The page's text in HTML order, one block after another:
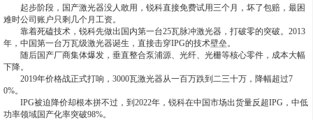
起步阶段，国产激光器没人敢用，锐科直接免费试用三个月，坏了包赔，最困
难时公司账户只剩几个月工资。
靠着死磕技术，锐科先做出国内第一台25瓦脉冲激光器，打破零的突破。2013
年，中国第一台万瓦级激光器诞生，直接击穿IPG的技术壁垒。
随后国产厂商集体爆发，垂直整合泵浦源、光纤、光栅等核心零件，成本大幅
下降。
2019年价格战正式打响，3000瓦激光器从一百万跌到二三十万，降幅超过7
0%。
IPG被迫降价却根本拼不过，到2022年，锐科在中国市场出货量反超IPG，中低
功率领域国产化率突破98%。